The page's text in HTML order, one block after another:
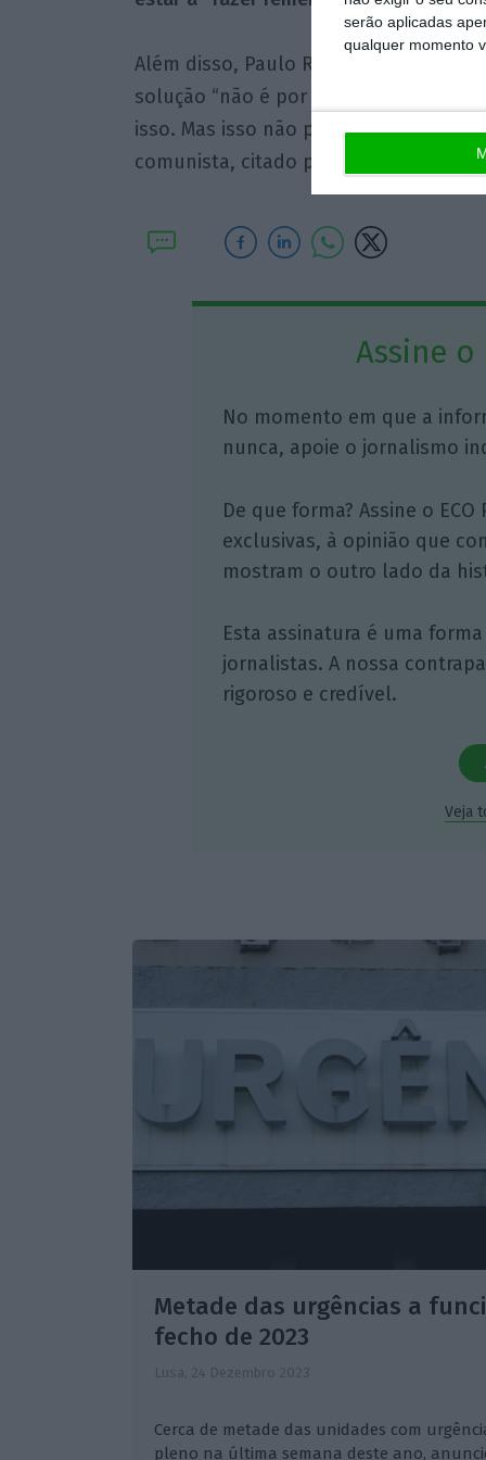
serão aplicadas
qualquer momento
Além disso, Paulo Raimundo recusou
solução “não é por aí”. “Quem quiser
isso. Mas isso não pode ser um
comunista, citado pela
Assine o
No momento em que a
nunca, apoie o jornalismo
De que forma? Assine o
exclusivas, à opinião que
mostram o outro lado da
Esta assinatura é uma
jornalistas. A nossa
rigoroso e credível.
Veja
Metade das urgências a
fecho de 2023
Lusa, 24 Dezembro 2023
Cerca de metade das unidades com
pleno na última semana deste ano,